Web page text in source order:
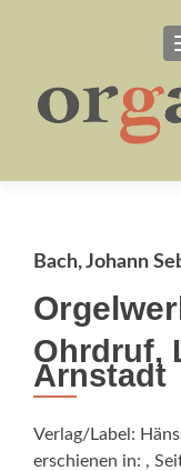
Bach, Johann
Ohrdruf,
Arnstadt
Verlag/Label:
erschienen in: ,